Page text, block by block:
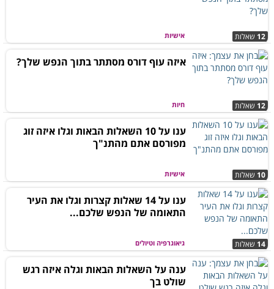
אישיות 12 שאלות
חיות 12 שאלות
איזה עוף דורס מסתתר בתוך הנפש שלך?
אישיות 10 שאלות
ענו על 10 השאלות הבאות וגלו איזה זוג
מפורסם אתם מהתנ"ך
גיאוגרפיה וטיולים 14 שאלות
ענו על 14 שאלות קצרות וגלו את העיר
התאומה של הנפש שלכם...
ענה על השאלות הבאות וגלה איזה רגש
שולט בך